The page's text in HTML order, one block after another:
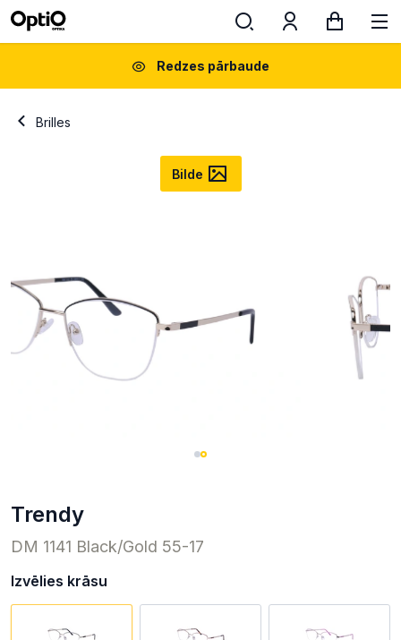
Redzes pārbaude
Brilles
Bilde
trendy
DM 1141 Black/Gold 55-17
Izvēlies krāsu